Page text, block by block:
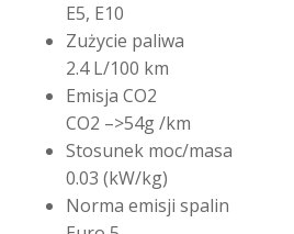
E5, E10
Zużycie paliwa
2.4 L/100 km
Emisja CO2
CO2 –>54g /km
Stosunek moc/masa
0.03 (kW/kg)
Norma emisji spalin